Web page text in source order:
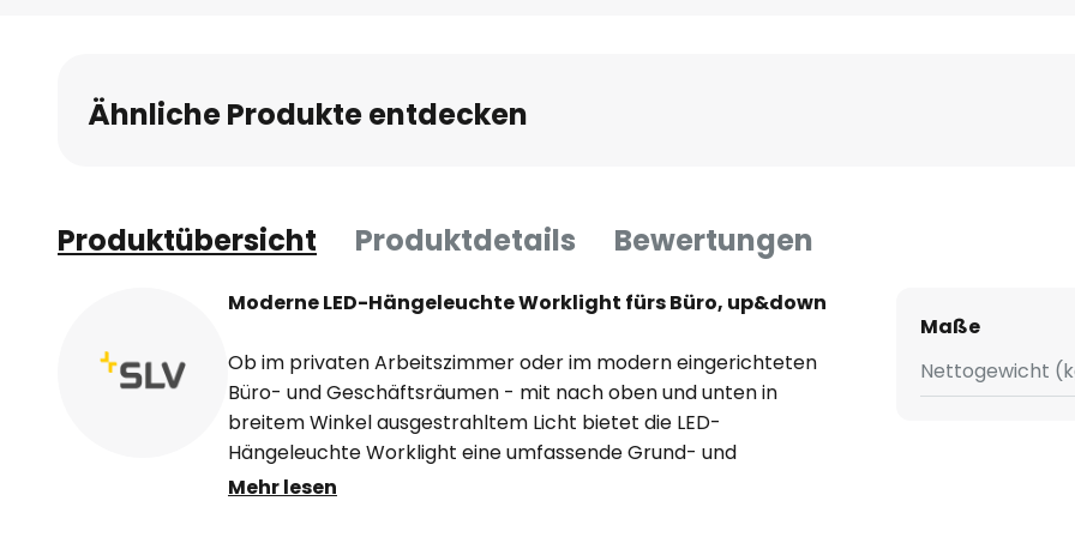
Ähnliche Produkte entdecken
Produktübersicht Produktdetails Bewertungen
Moderne LED-Hängeleuchte Worklight fürs Büro, up&down
Ob im privaten Arbeitszimmer oder im modern eingerichteten
Büro- und Geschäftsräumen - mit nach oben und unten in
breitem Winkel ausgestrahltem Licht bietet die LED-
Hängeleuchte Worklight eine umfassende Grund- und
Arbeitsbeleuchtung. Der rechteckige Rahmen umfasst einen
Mehr lesen
Maße
Nettogewicht